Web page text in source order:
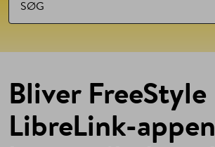
Bliver FreeStyle
LibreLink-appen